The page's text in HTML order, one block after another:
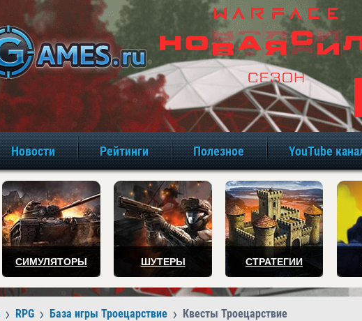
игры онлайн
Новости Рейтинги Полезное YouTube
СИМУЛЯТОРЫ ШУТЕРЫ СТРАТЕГИИ
RPG База игры Троецарствие Квесты Троецарствие